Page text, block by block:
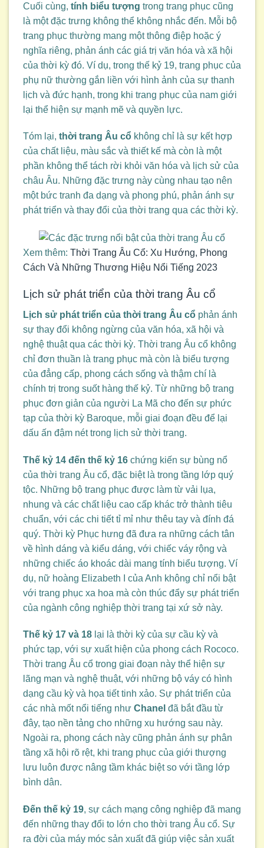
Cuối cùng, tính biểu tượng trong trang phục cũng
là một đặc trưng không thể không nhắc đến. Mỗi bộ
trang phục thường mang một thông điệp hoặc ý
nghĩa riêng, phản ánh các giá trị văn hóa và xã hội
của thời kỳ đó. Ví dụ, trong thế kỷ 19, trang phục của
phụ nữ thường gắn liền với hình ảnh của sự thanh
lịch và đức hạnh, trong khi trang phục của nam giới
lại thể hiện sự mạnh mẽ và quyền lực.
Tóm lại, thời trang Âu cổ không chỉ là sự kết hợp
của chất liệu, màu sắc và thiết kế mà còn là một
phần không thể tách rời khỏi văn hóa và lịch sử của
châu Âu. Những đặc trưng này cùng nhau tạo nên
một bức tranh đa dạng và phong phú, phản ánh sự
phát triển và thay đổi của thời trang qua các thời kỳ.
Xem thêm: Thời Trang Âu Cổ: Xu Hướng, Phong
Cách Và Những Thương Hiệu Nổi Tiếng 2023
Lịch sử phát triển của thời trang Âu cổ
Lịch sử phát triển của thời trang Âu cổ phản ánh
sự thay đổi không ngừng của văn hóa, xã hội và
nghệ thuật qua các thời kỳ. Thời trang Âu cổ không
chỉ đơn thuần là trang phục mà còn là biểu tượng
của đẳng cấp, phong cách sống và thậm chí là
chính trị trong suốt hàng thế kỷ. Từ những bộ trang
phục đơn giản của người La Mã cho đến sự phức
tạp của thời kỳ Baroque, mỗi giai đoạn đều để lại
dấu ấn đậm nét trong lịch sử thời trang.
Thế kỷ 14 đến thế kỷ 16 chứng kiến sự bùng nổ
của thời trang Âu cổ, đặc biệt là trong tầng lớp quý
tộc. Những bộ trang phục được làm từ vải lụa,
nhung và các chất liệu cao cấp khác trở thành tiêu
chuẩn, với các chi tiết tỉ mỉ như thêu tay và đính đá
quý. Thời kỳ Phục hưng đã đưa ra những cách tân
về hình dáng và kiểu dáng, với chiếc váy rộng và
những chiếc áo khoác dài mang tính biểu tượng. Ví
dụ, nữ hoàng Elizabeth I của Anh không chỉ nổi bật
với trang phục xa hoa mà còn thúc đẩy sự phát triển
của ngành công nghiệp thời trang tại xứ sở này.
Thế kỷ 17 và 18 lại là thời kỳ của sự cầu kỳ và
phức tạp, với sự xuất hiện của phong cách Rococo.
Thời trang Âu cổ trong giai đoạn này thể hiện sự
lãng mạn và nghệ thuật, với những bộ váy có hình
dạng cầu kỳ và họa tiết tinh xảo. Sự phát triển của
các nhà mốt nổi tiếng như Chanel đã bắt đầu từ
đây, tạo nền tảng cho những xu hướng sau này.
Ngoài ra, phong cách này cũng phản ánh sự phân
tầng xã hội rõ rệt, khi trang phục của giới thượng
lưu luôn được nâng tầm khác biệt so với tầng lớp
bình dân.
Đến thế kỷ 19, sự cách mạng công nghiệp đã mang
đến những thay đổi to lớn cho thời trang Âu cổ. Sự
ra đời của máy móc sản xuất đã giúp việc sản xuất